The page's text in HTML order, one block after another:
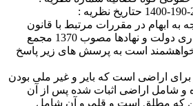
7/1400/2شماره پرونده : 2-190-1400 حتاریخ نظریه :
:با توجه به ابهام در مقررات مرتبط با قانون
تعیین تکلیف اراضی واگذاری دولت و نهادها مصوب 1370 مجمع
است به پرسش های زیر پاسخ
برای اراضی است که بایر و غیر ملی بودن
ثابت شده و شامل اراضی اثبات شده پس از آن
که مطلق است و قلمرو آن شامل